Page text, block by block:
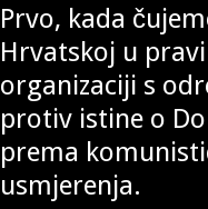
Prvo, kada
Hrvatskoj u
organizaciji s
protiv istine o
prema
usmjerenja.